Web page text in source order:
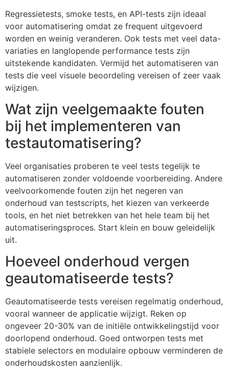
Regressietests, smoke tests, en API-tests zijn ideaal
voor automatisering omdat ze frequent uitgevoerd
worden en weinig veranderen. Ook tests met veel data-
variaties en langlopende performance tests zijn
uitstekende kandidaten. Vermijd het automatiseren van
tests die veel visuele beoordeling vereisen of zeer vaak
wijzigen.
Wat zijn veelgemaakte fouten
bij het implementeren van
testautomatisering?
Veel organisaties proberen te veel tests tegelijk te
automatiseren zonder voldoende voorbereiding. Andere
veelvoorkomende fouten zijn het negeren van
onderhoud van testscripts, het kiezen van verkeerde
tools, en het niet betrekken van het hele team bij het
automatiseringsproces. Start klein en bouw geleidelijk
uit.
Hoeveel onderhoud vergen
geautomatiseerde tests?
Geautomatiseerde tests vereisen regelmatig onderhoud,
vooral wanneer de applicatie wijzigt. Reken op
ongeveer 20-30% van de initiële ontwikkelingstijd voor
doorlopend onderhoud. Goed ontworpen tests met
stabiele selectors en modulaire opbouw verminderen de
onderhoudskosten aanzienlijk.